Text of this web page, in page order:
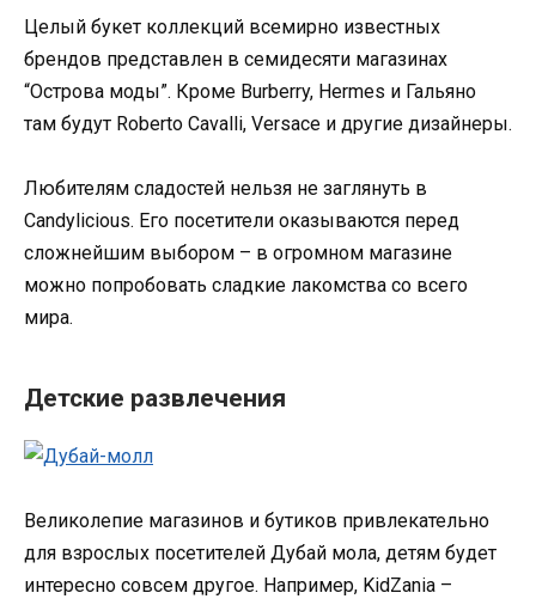
Целый букет коллекций всемирно известных
брендов представлен в семидесяти магазинах
“Острова моды”. Кроме Burberry, Hermes и Гальяно
там будут Roberto Cavalli, Versace и другие дизайнеры.
Любителям сладостей нельзя не заглянуть в
Candylicious. Его посетители оказываются перед
сложнейшим выбором – в огромном магазине
можно попробовать сладкие лакомства со всего
мира.
Детские развлечения
Великолепие магазинов и бутиков привлекательно
для взрослых посетителей Дубай мола, детям будет
интересно совсем другое. Например, KidZania –